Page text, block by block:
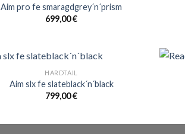
Aim pro fe smaragdgrey´n´prism
699,00€
HARDTAIL
Aim slx fe slateblack´n´black
799,00€